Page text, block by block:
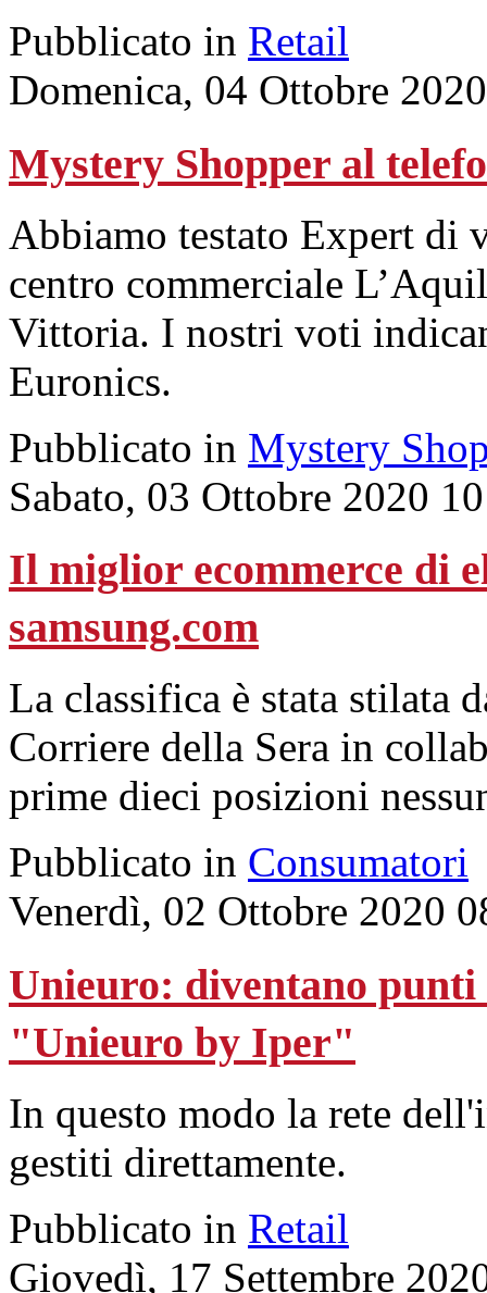
Pubblicato in Retail
Domenica, 04 Ottobre
Mystery Shopper al
Abbiamo testato Expert di
centro commerciale
Vittoria. I nostri voti
Euronics.
Pubblicato in Mystery
Sabato, 03 Ottobre 2020
Il miglior ecommerce di
samsung.com
La classifica è stata stilata
Corriere della Sera in
prime dieci posizioni
Pubblicato in Consumatori
Venerdì, 02 Ottobre 2020
Unieuro: diventano
"Unieuro by Iper"
In questo modo la rete
gestiti direttamente.
Pubblicato in Retail
Giovedì, 17 Settembre